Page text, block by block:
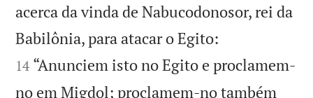
acerca da vinda de Nabucodonosor, rei da
Babilônia, para atacar o Egito:
14 “Anunciem isto no Egito e proclamem-
no em Migdol; proclamem-no também